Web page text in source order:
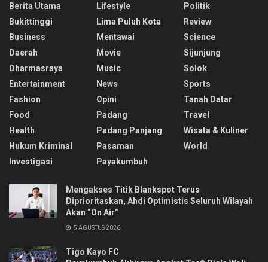
Berita Utama
Bukittinggi
Business
Daerah
Dharmasraya
Entertainment
Fashion
Food
Health
Hukum Kriminal
Investigasi
Lifestyle
Lima Puluh Kota
Mentawai
Movie
Music
News
Opini
Padang
Padang Panjang
Pasaman
Payakumbuh
Politik
Review
Science
Sijunjung
Solok
Sports
Tanah Datar
Travel
Wisata & Kuliner
World
Mengakses Titik Blankspot Terus
Diprioritaskan, Ahdi Optimistis Seluruh Wilayah
Akan “On Air”
5 AGUSTUS 2026
Tigo Kayo FC